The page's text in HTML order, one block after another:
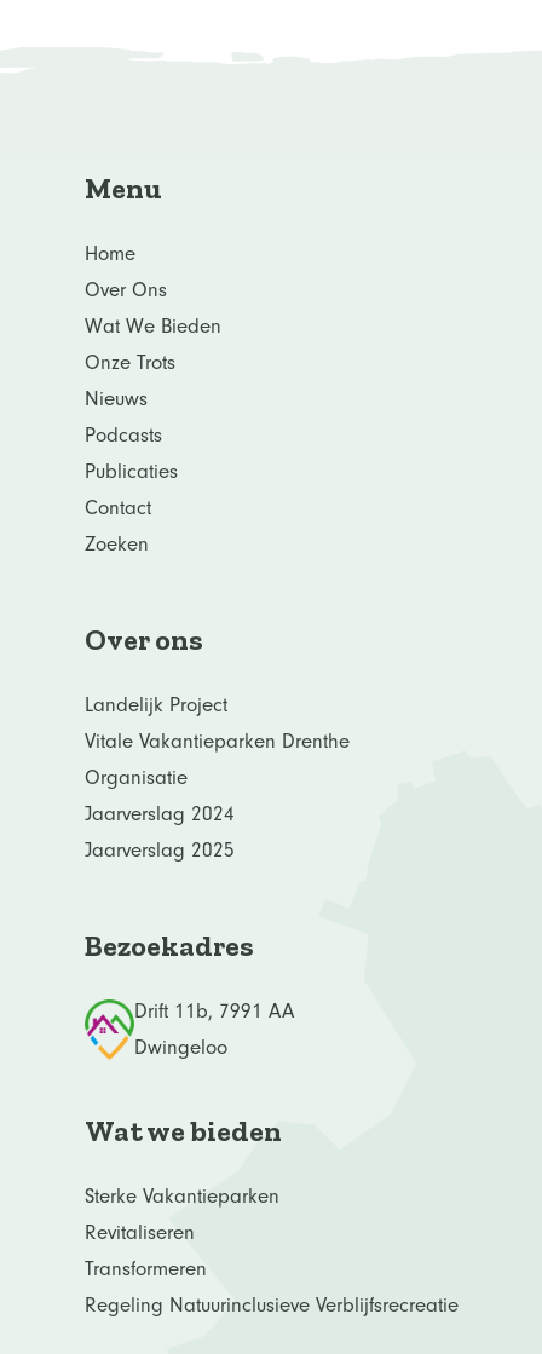
Menu
Home
Over Ons
Wat We Bieden
Onze Trots
Nieuws
Podcasts
Publicaties
Contact
Zoeken
Over ons
Landelijk Project
Vitale Vakantieparken Drenthe
Organisatie
Jaarverslag 2024
Jaarverslag 2025
Bezoekadres
Drift 11b, 7991 AA
Dwingeloo
Wat we bieden
Sterke Vakantieparken
Revitaliseren
Transformeren
Regeling Natuurinclusieve Verblijfsrecreatie